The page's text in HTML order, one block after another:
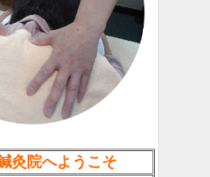
灸院へようこそ